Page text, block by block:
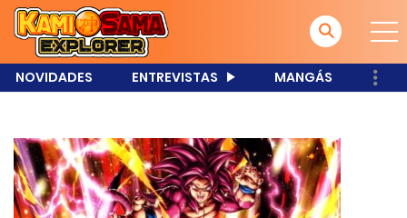
NOVIDADES ENTREVISTAS MANGÁS